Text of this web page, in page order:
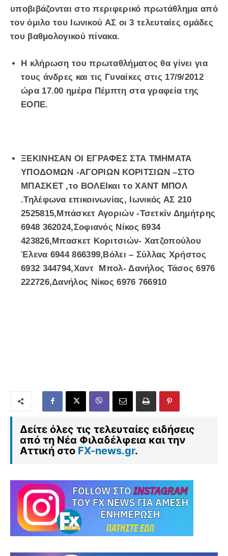
υποβιβάζονται στο περιφερικό πρωτάθλημα από
τον όμιλο του Ιωνικού ΑΣ οι 3 τελευταίες ομάδες
του βαθμολογικού πίνακα.
Η κλήρωση του πρωταθλήματος θα γίνει για
τους άνδρες και τις Γυναίκες στις 17/9/2012
ώρα 17.00 ημέρα Πέμπτη στα γραφεία της
ΕΟΠΕ.
ΞΕΚΙΝΗΣΑΝ ΟΙ ΕΓΡΑΦΕΣ ΣΤΑ ΤΜΗΜΑΤΑ
ΥΠΟΔΟΜΩΝ -ΑΓΟΡΙΩΝ ΚΟΡΙΤΣΙΩΝ –ΣΤΟ
ΜΠΑΣΚΕΤ ,το ΒΟΛΕΙκαι το ΧΑΝΤ ΜΠΟΛ
.Τηλέφωνα επικοινωνίας, Ιωνικός ΑΣ 210
2525815,Μπάσκετ Αγοριών -Τσετκίν Δημήτρης
6948 362024,Σοφιανός Νίκος 6934
423826,Μπασκετ Κοριτσιών- Χατζοπούλου
Έλενα 6944 866399,Βόλει – Σύλλας Χρήστος
6932 344794,Χαντ Μπολ- Δανήλος Τάσος 6976
222726,Δανήλος Νίκος 6976 766910
Δείτε όλες τις τελευταίες ειδήσεις
από τη Νέα Φιλαδέλφεια και την
Αττική στο FX-news.gr.